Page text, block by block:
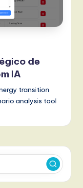
de
IA
transition
analysis tool